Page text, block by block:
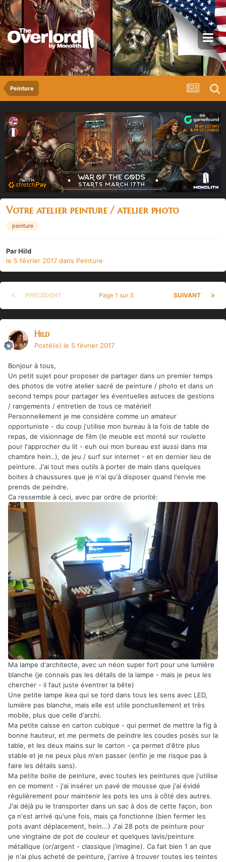
Peinture
Votre atelier peinture / atelier photo
peinture
ParHild
le 5 février 2017 dans Peinture
PRÉCÉDENT SUIVANT
Page 1 sur 3
Hild
Posté(e) le 5 février 2017
Bonjour à tous,
Un petit sujet pour proposer de partager dans un premier temps
des photos de votre atelier sacré de peinture / photo et dans un
second temps pour partager les éventuelles astuces de gestions
/ rangements / entretien de tous ce matériel!
Personnellement je me considère comme un amateur
opportuniste - du coup j'utilise mon bureau à la fois de table de
repas, de visionnage de film (le meuble est monté sur roulette
pour l'approcher du lit - euh oui mon bureau est aussi dans ma
chambre hein..), de jeu / surf sur internet - et en dernier lieu de
peinture. J'ai tout mes outils à porter de main dans quelques
boites à chaussures que je n'ai qu'à disposer quand l'envie me
prends de peindre.
Ca ressemble à ceci, avec par ordre de priorité:
Ma lampe d'architecte, avec un néon super fort pour une lumière
blanche (je connais pas les détails de la lampe - mais je peux les
chercher - il faut juste éventrer la bête)
Une petite lampe ikea qui se tord dans tous les sens avec LED,
lumière pas blanche, mais elle est utile ponctuellement et très
mobile, plus que celle d'archi.
Ma petite caisse en carton cubique - qui permet de mettre la fig à
bonne hauteur, et me permets de peindre les coudes posés sur la
table, et les deux mains sur le carton - ça permet d'être plus
stable et je ne peux plus m'en passer (enfin je me risque pas à
faire les détails sans).
Ma petite boite de peinture, avec toutes les peintures que j'utilise
en ce moment - j'ai insérer un pavé de mousse que j'ai évidé
régulièrement pour maintenir les pots les uns à côté des autres.
J'ai déjà pu le transporter dans un sac à dos de cette façon, bon
ça n'est arrivé qu'une fois, mais ça fonctionne (bien fermer les
pots avant déplacement, hein...) J'ai 28 pots de peinture pour
une vingtaine de pot de couleur et quelques lavis/peinture
métallique (or/argent - classique j'imagine). Ca fait bien 1 an que
je n'ai plus acheté de peinture, j'arrive à trouver toutes les teintes